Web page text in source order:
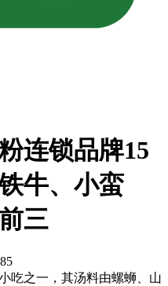
连锁品牌15
牛、小蛮
三
吃之一，其汤料由螺蛳、山